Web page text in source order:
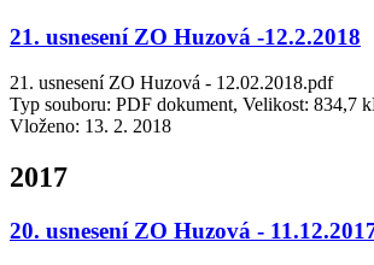
21. usnesení ZO Huzová -12.2.2018
21. usnesení ZO Huzová - 12.02.2018.pdf
Typ souboru: PDF dokument, Velikost: 834,7
Vloženo: 13. 2. 2018
2017
20. usnesení ZO Huzová -